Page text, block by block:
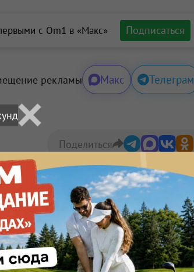
с Om1 в «Макс» Подписаться
рекламы Макс Телеграм
Поделиться